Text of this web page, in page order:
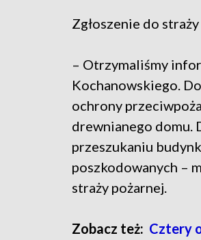
Zgłoszenie do
– Otrzymaliśmy
Kochanowskiego.
ochrony
drewnianego domu.
przeszukaniu
poszkodowanych –
straży pożarnej.
Zobacz też: Cztery